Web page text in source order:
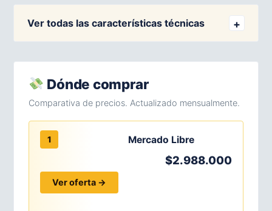
Ver todas las características técnicas
Dónde comprar
Comparativa de precios. Actualizado mensualmente.
1 Mercado Libre
$2.988.000
Ver oferta →